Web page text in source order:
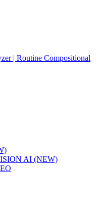
AI (NEW)